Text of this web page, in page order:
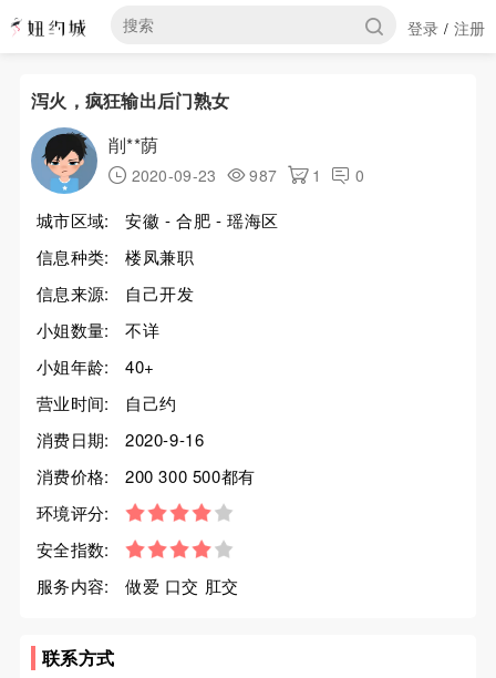
登录 / 注册
泻火，疯狂输出后门熟女
削**荫
2020-09-23 987 1 0
城市区域:
安徽 - 合肥 - 瑶海区
信息种类:
楼凤兼职
信息来源:
自己开发
小姐数量:
不详
小姐年龄:
40+
营业时间:
自己约
消费日期:
2020-9-16
消费价格:
200 300 500都有
环境评分:
安全指数:
服务内容:
做爱 口交 肛交
联系方式